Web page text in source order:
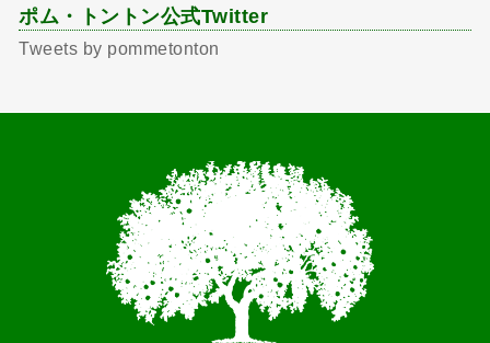
ポム・トントン公式Twitter
Tweets by pommetonton